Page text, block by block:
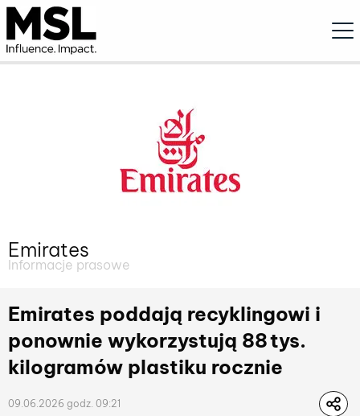
Emirates
Informacje prasowe
Emirates poddają recyklingowi i
ponownie wykorzystują 88 tys.
kilogramów plastiku rocznie
09.06.2026 godz. 09:21